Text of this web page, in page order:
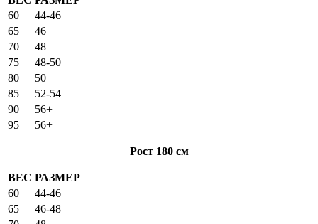
60
44-46
65
46
70
48
75
48-50
80
50
85
52-54
90
56+
95
56+
Рост 180 см
ВЕС РАЗМЕР
60
44-46
65
46-48